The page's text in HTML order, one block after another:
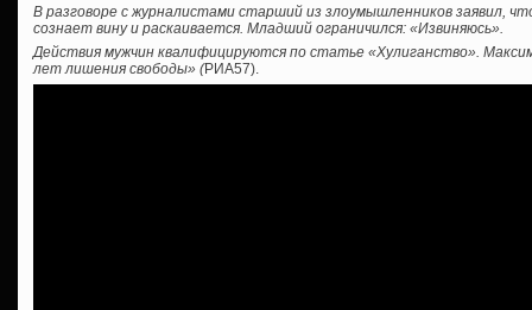
В разговоре с журналистами старший из злоумышленников заявил,
сознает вину и раскаивается. Младший ограничился: «Извиняюсь».
Действия мужчин квалифицируются по статье «Хулиганство».
лет лишения свободы» (РИА57).